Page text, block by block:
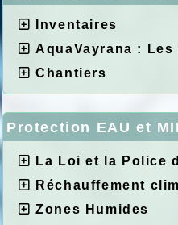
Inventaires
AquaVayrana :
Chantiers
Protection EAU et
La Loi et la Police
Réchauffement
Zones Humides